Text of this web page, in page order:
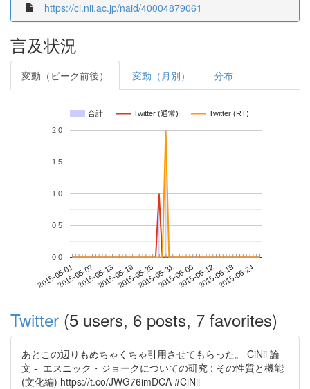
https://ci.nii.ac.jp/naid/40004879061
言及状況
変動（ピーク前後） 変動（月別） 分布
合計 Twitter (通常) Twitter (RT)
2015-05-012015-05-072015-05-132015-05-192015-05-252015-05-312015-06-062015-06-122015-06-182015-06-24
0.0
0.5
1.0
1.5
2.0
Twitter (5 users, 6 posts, 7 favorites)
あとこの辺りもめちゃくちゃ引用させてもらった。 CiNii 論
文 - エスニック・ジョークについての研究 : その性質と機能
(文化編) https://t.co/JWG76imDCA #CiNii